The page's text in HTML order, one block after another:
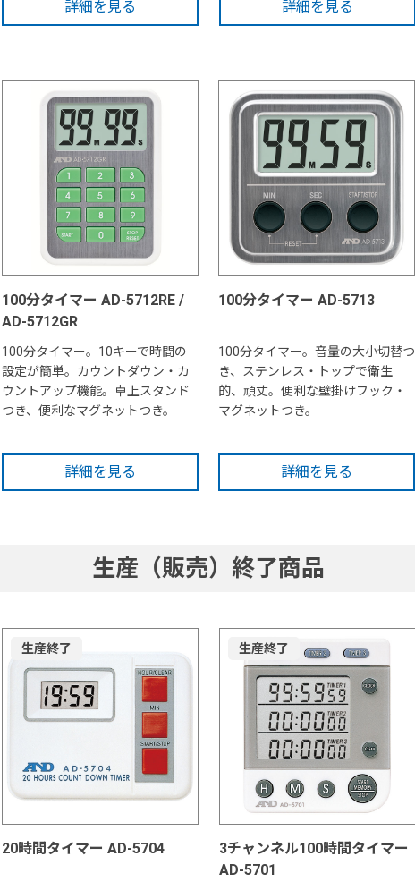
詳細を見る 詳細を見る
100分タイマー AD-5712RE /
AD-5712GR
100分タイマー。10キーで時間の
設定が簡単。カウントダウン・カ
ウントアップ機能。卓上スタンド
つき、便利なマグネットつき。
詳細を見る
100分タイマー AD-5713
100分タイマー。音量の大小切替つ
き、ステンレス・トップで衛生
的、頑丈。便利な壁掛けフック・
マグネットつき。
詳細を見る
生産（販売）終了商品
生産終了
20時間タイマー AD-5704
生産終了
3チャンネル100時間タイマー
AD-5701